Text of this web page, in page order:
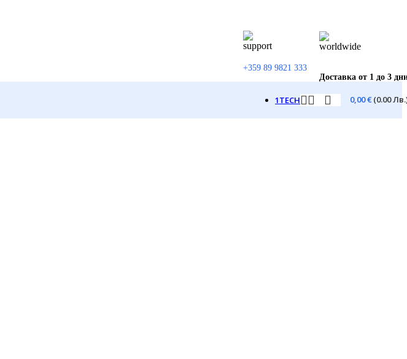
+359 89 9821 333
Доставка от 1 до 3
1TECH 0,00€ (0.00